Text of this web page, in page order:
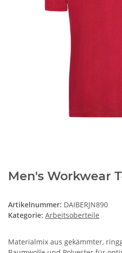
Men's Workwear
Artikelnummer: DAIBERJN890
Kategorie: Arbeitsoberteile
Materialmix aus gekämmter,